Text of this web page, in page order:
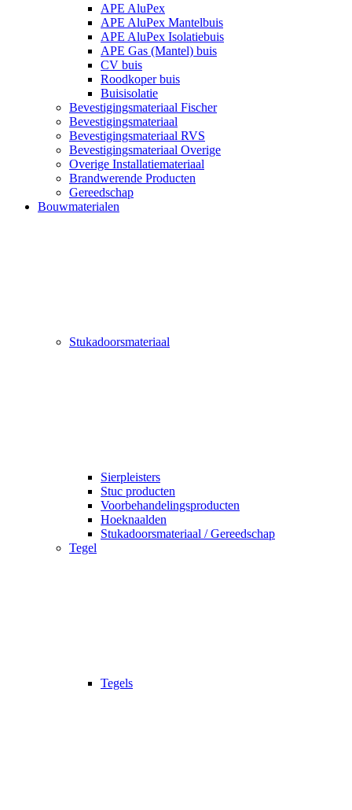
APE AluPex
APE AluPex Mantelbuis
APE AluPex Isolatiebuis
APE Gas (Mantel) buis
CV buis
Roodkoper buis
Buisisolatie
Bevestigingsmateriaal Fischer
Bevestigingsmateriaal
Bevestigingsmateriaal RVS
Bevestigingsmateriaal Overige
Overige Installatiemateriaal
Brandwerende Producten
Gereedschap
Bouwmaterialen
Stukadoorsmateriaal
Sierpleisters
Stuc producten
Voorbehandelingsproducten
Hoeknaalden
Stukadoorsmateriaal / Gereedschap
Tegel
Tegels